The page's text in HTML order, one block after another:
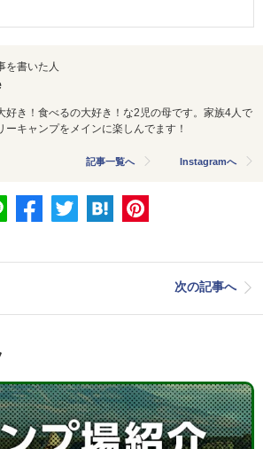
を書いた人
好き！食べるの大好き！な2児の母です。 家族4人で
ーキャンプをメインに楽しんでます！
記事一覧へ Instagramへ
次の記事へ